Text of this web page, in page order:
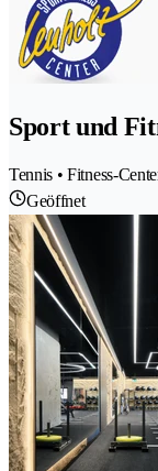
Sport und
Tennis • Fitness-
Geöffnet